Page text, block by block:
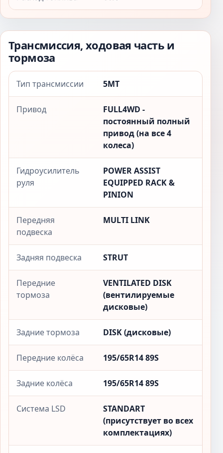
Трансмиссия, ходовая часть и
тормоза
Тип трансмиссии 5MT
Привод
FULL4WD -
постоянный полный
привод (на все 4
колеса)
Гидроусилитель
руля
POWER ASSIST
EQUIPPED RACK &
PINION
Передняя
подвеска
MULTI LINK
Задняя подвеска STRUT
Передние
тормоза
VENTILATED DISK
(вентилируемые
дисковые)
Задние тормоза DISK (дисковые)
Передние колёса 195/65R14 89S
Задние колёса 195/65R14 89S
Система LSD
STANDART
(присутствует во всех
комплектациях)